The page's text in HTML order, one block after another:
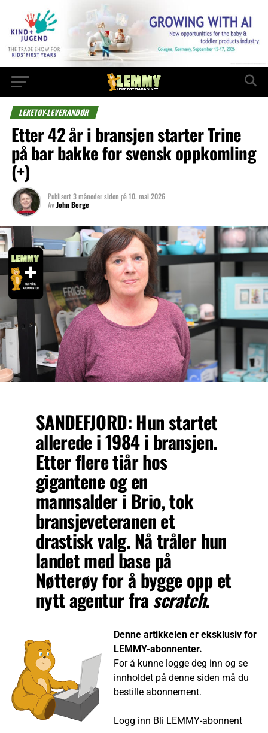
LEKETØY-LEVERANDØR
Etter 42 år i bransjen starter Trine
på bar bakke for svensk oppkomling
(+)
Publisert3 måneder siden på10. mai 2026
AvJohn Berge
SANDEFJORD: Hun startet
allerede i 1984 i bransjen.
Etter flere tiår hos
gigantene og en
mannsalder i Brio, tok
bransjeveteranen et
drastisk valg. Nå tråler hun
landet med base på
Nøtterøy for å bygge opp et
nytt agentur frascratch.
Denne artikkelen er eksklusiv for
LEMMY-abonnenter.
For å kunne logge deg inn og se
innholdet på denne siden må du
bestille abonnement.
Logg inn Bli LEMMY-abonnent